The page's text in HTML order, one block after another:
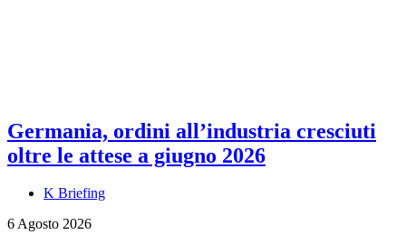
Germania, ordini all’industria cresciuti
oltre le attese a giugno 2026
K Briefing
6 Agosto 2026